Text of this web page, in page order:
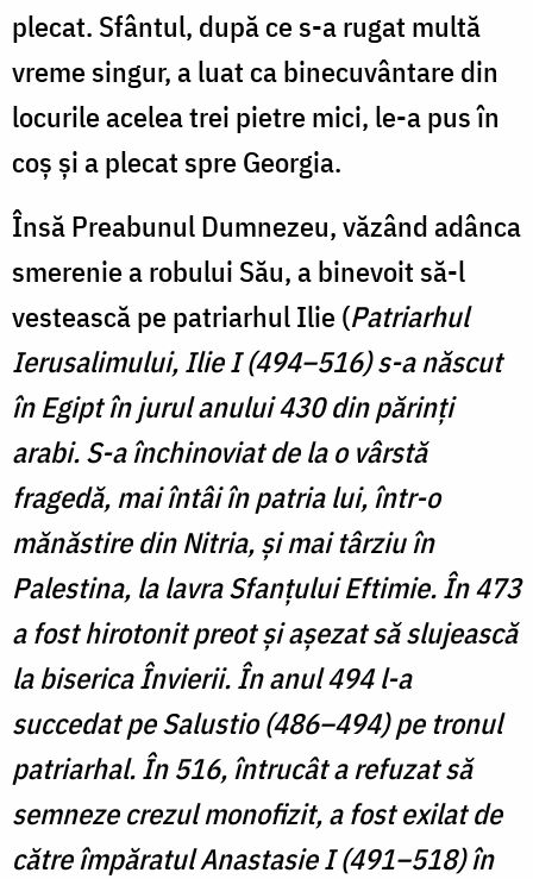
plecat. Sfântul, după ce s-a rugat multă
vreme singur, a luat ca binecuvântare din
locurile acelea trei pietre mici, le-a pus în
coş şi a plecat spre Georgia.
Însă Preabunul Dumnezeu, văzând adânca
smerenie a robului Său, a binevoit să-l
vestească pe patriarhul Ilie (Patriarhul
Ierusalimului, Ilie I (494–516) s-a născut
în Egipt în jurul anului 430 din părinţi
arabi. S-a închinoviat de la o vârstă
fragedă, mai întâi în patria lui, într-o
mănăstire din Nitria, şi mai târziu în
Palestina, la lavra Sfanţului Eftimie. În 473
a fost hirotonit preot şi aşezat să slujească
la biserica Învierii. În anul 494 l-a
succedat pe Salustio (486–494) pe tronul
patriarhal. În 516, întrucât a refuzat să
semneze crezul monofizit, a fost exilat de
către împăratul Anastasie I (491–518) în